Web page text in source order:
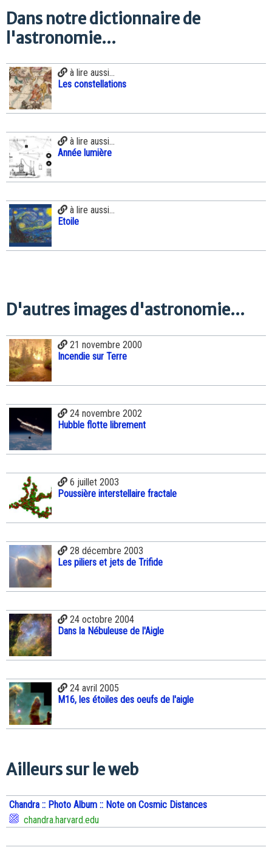
Dans notre dictionnaire de
l'astronomie...
à lire aussi...
Les constellations
à lire aussi...
Année lumière
à lire aussi...
Etoile
D'autres images d'astronomie...
21 novembre 2000
Incendie sur Terre
24 novembre 2002
Hubble flotte librement
6 juillet 2003
Poussière interstellaire fractale
28 décembre 2003
Les piliers et jets de Trifide
24 octobre 2004
Dans la Nébuleuse de l'Aigle
24 avril 2005
M16, les étoiles des oeufs de l'aigle
Ailleurs sur le web
Chandra :: Photo Album :: Note on Cosmic Distances
chandra.harvard.edu